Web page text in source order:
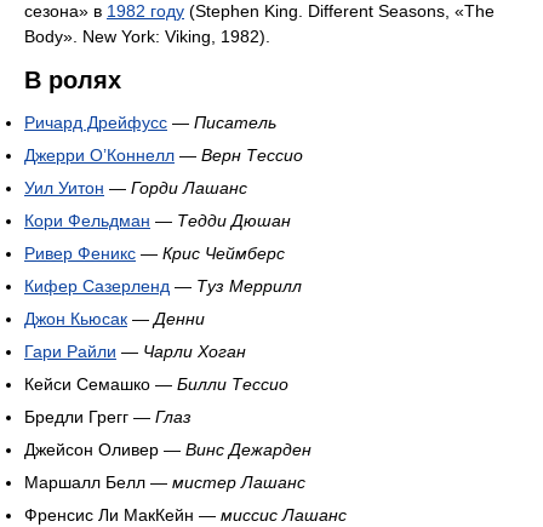
сезона» в 1982 году (Stephen King. Different Seasons, «The
Body». New York: Viking, 1982).
В ролях
Ричард Дрейфусс — Писатель
Джерри О’Коннелл — Верн Тессио
Уил Уитон — Горди Лашанс
Кори Фельдман — Тедди Дюшан
Ривер Феникс — Крис Чеймберс
Кифер Сазерленд — Туз Меррилл
Джон Кьюсак — Денни
Гари Райли — Чарли Хоган
Кейси Семашко — Билли Тессио
Бредли Грегг — Глаз
Джейсон Оливер — Винс Дежарден
Маршалл Белл — мистер Лашанс
Френсис Ли МакКейн — миссис Лашанс